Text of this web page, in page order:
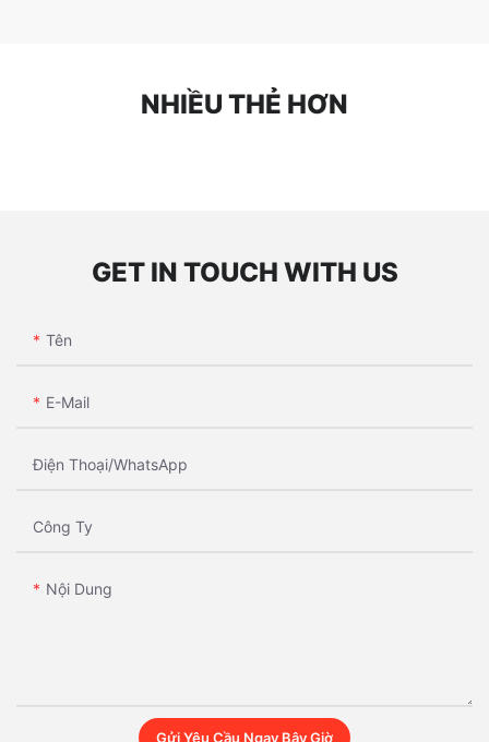
NHIỀU THẺ HƠN
GET IN TOUCH WITH US
Tên
E-Mail
Điện Thoại/whatsApp
Công Ty
Nội Dung
Gửi Yêu Cầu Ngay Bây Giờ